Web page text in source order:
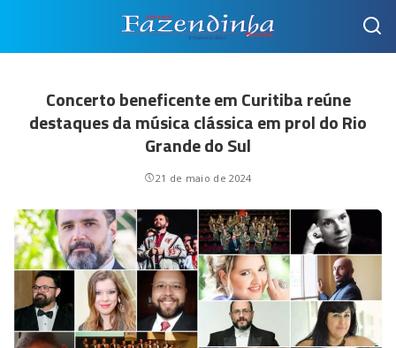
Concerto beneficente em Curitiba reúne
destaques da música clássica em prol do Rio
Grande do Sul
21 de maio de 2024